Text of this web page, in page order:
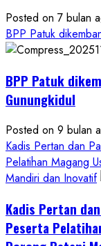
Posted on 7 bulan
BPP Patuk
BPP Patuk
Gunungkidul
Posted on 9 bulan
Kadis Pertan dan
Pelatihan Magang
Mandiri dan Inovatif
Kadis Pertan
Peserta